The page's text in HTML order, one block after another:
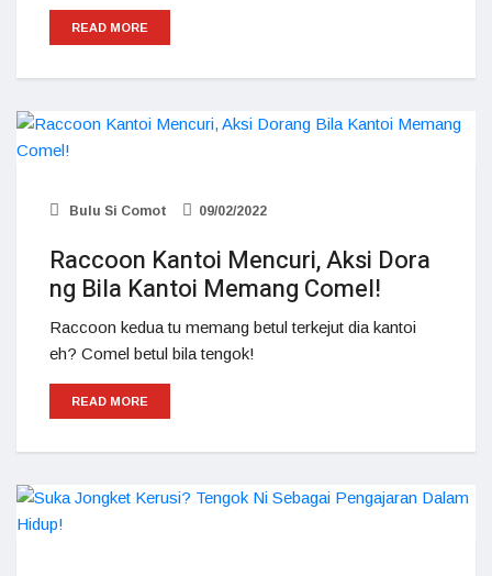
READ MORE
Bulu Si Comot 09/02/2022
Raccoon Kantoi Mencuri, Aksi Dora
ng Bila Kantoi Memang Comel!
Raccoon kedua tu memang betul terkejut dia kantoi
eh? Comel betul bila tengok!
READ MORE